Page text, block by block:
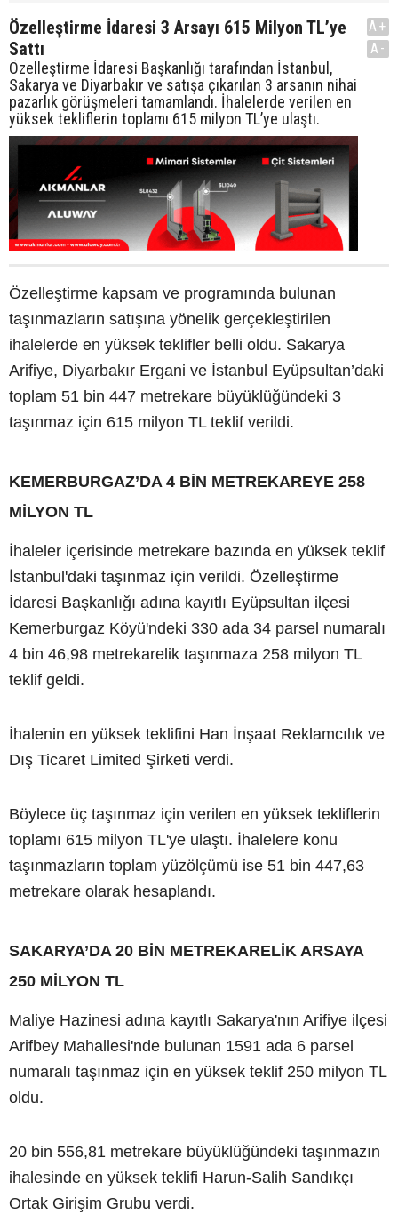
Özelleştirme İdaresi 3 Arsayı 615 Milyon TL’ye
Sattı
Özelleştirme İdaresi Başkanlığı tarafından İstanbul,
Sakarya ve Diyarbakır ve satışa çıkarılan 3 arsanın nihai
pazarlık görüşmeleri tamamlandı. İhalelerde verilen en
yüksek tekliflerin toplamı 615 milyon TL’ye ulaştı.
A+
A-
Özelleştirme kapsam ve programında bulunan
taşınmazların satışına yönelik gerçekleştirilen
ihalelerde en yüksek teklifler belli oldu. Sakarya
Arifiye, Diyarbakır Ergani ve İstanbul Eyüpsultan’daki
toplam 51 bin 447 metrekare büyüklüğündeki 3
taşınmaz için 615 milyon TL teklif verildi.
KEMERBURGAZ’DA 4 BİN METREKAREYE 258
MİLYON TL
İhaleler içerisinde metrekare bazında en yüksek teklif
İstanbul'daki taşınmaz için verildi. Özelleştirme
İdaresi Başkanlığı adına kayıtlı Eyüpsultan ilçesi
Kemerburgaz Köyü'ndeki 330 ada 34 parsel numaralı
4 bin 46,98 metrekarelik taşınmaza 258 milyon TL
teklif geldi.
İhalenin en yüksek teklifini Han İnşaat Reklamcılık ve
Dış Ticaret Limited Şirketi verdi.
Böylece üç taşınmaz için verilen en yüksek tekliflerin
toplamı 615 milyon TL'ye ulaştı. İhalelere konu
taşınmazların toplam yüzölçümü ise 51 bin 447,63
metrekare olarak hesaplandı.
SAKARYA’DA 20 BİN METREKARELİK ARSAYA
250 MİLYON TL
Maliye Hazinesi adına kayıtlı Sakarya'nın Arifiye ilçesi
Arifbey Mahallesi'nde bulunan 1591 ada 6 parsel
numaralı taşınmaz için en yüksek teklif 250 milyon TL
oldu.
20 bin 556,81 metrekare büyüklüğündeki taşınmazın
ihalesinde en yüksek teklifi Harun-Salih Sandıkçı
Ortak Girişim Grubu verdi.